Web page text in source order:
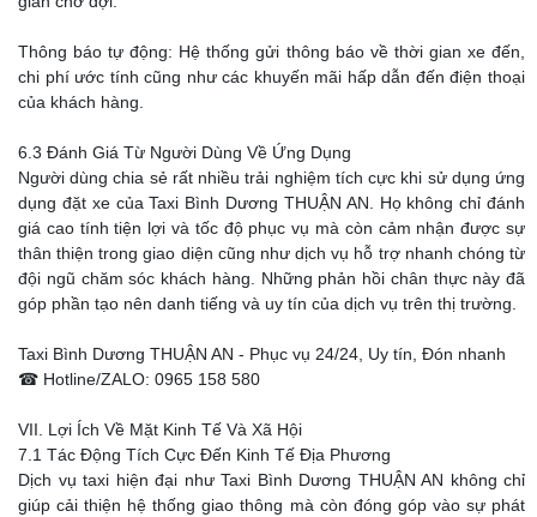
Thông báo tự động: Hệ thống gửi thông báo về thời gian xe đến,
chi phí ước tính cũng như các khuyến mãi hấp dẫn đến điện thoại
của khách hàng.
6.3 Đánh Giá Từ Người Dùng Về Ứng Dụng
Người dùng chia sẻ rất nhiều trải nghiệm tích cực khi sử dụng ứng
dụng đặt xe của Taxi Bình Dương THUẬN AN. Họ không chỉ đánh
giá cao tính tiện lợi và tốc độ phục vụ mà còn cảm nhận được sự
thân thiện trong giao diện cũng như dịch vụ hỗ trợ nhanh chóng từ
đội ngũ chăm sóc khách hàng. Những phản hồi chân thực này đã
góp phần tạo nên danh tiếng và uy tín của dịch vụ trên thị trường.
Taxi Bình Dương THUẬN AN - Phục vụ 24/24, Uy tín, Đón nhanh
☎ Hotline/ZALO: 0965 158 580
VII. Lợi Ích Về Mặt Kinh Tế Và Xã Hội
7.1 Tác Động Tích Cực Đến Kinh Tế Địa Phương
Dịch vụ taxi hiện đại như Taxi Bình Dương THUẬN AN không chỉ
giúp cải thiện hệ thống giao thông mà còn đóng góp vào sự phát